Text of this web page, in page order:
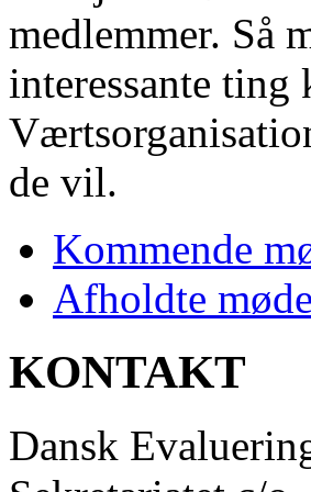
medlemmer. Så
interessante
de vil.
Kommende
Afholdte
KONTAKT
Dansk